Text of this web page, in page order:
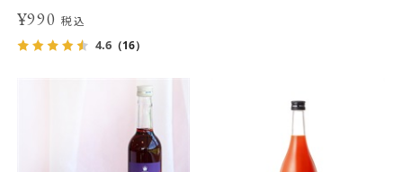
¥990税込
4.6（16）